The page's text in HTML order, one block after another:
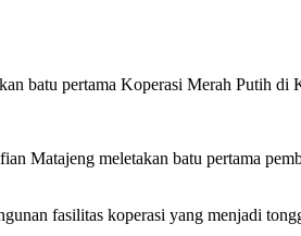
batu pertama Koperasi Merah Putih di
Matajeng meletakan batu pertama
fasilitas koperasi yang menjadi